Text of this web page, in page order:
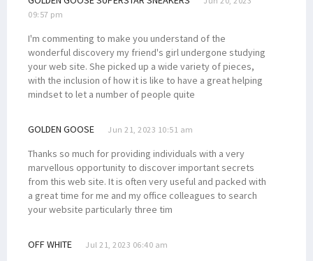
09:57 pm
I'm commenting to make you understand of the
wonderful discovery my friend's girl undergone studying
your web site. She picked up a wide variety of pieces,
with the inclusion of how it is like to have a great helping
mindset to let a number of people quite
GOLDEN GOOSE Jun 21, 2023 10:51 am
Thanks so much for providing individuals with a very
marvellous opportunity to discover important secrets
from this web site. It is often very useful and packed with
a great time for me and my office colleagues to search
your website particularly three tim
OFF WHITE Jul 21, 2023 06:40 am